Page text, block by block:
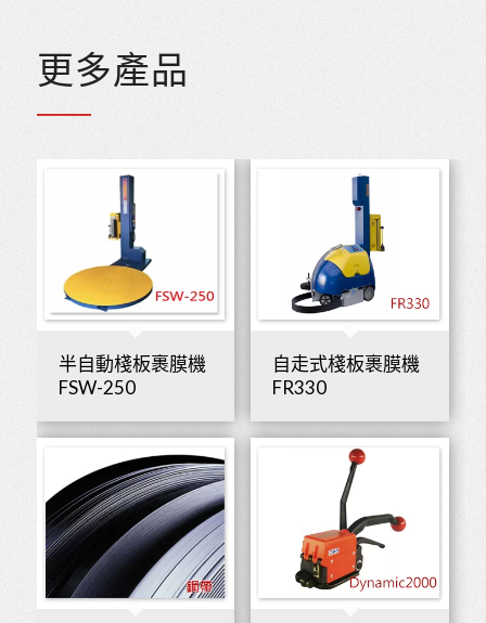
更多產品
半自動棧板裹膜機
FSW-250
自走式棧板裹膜機
FR330